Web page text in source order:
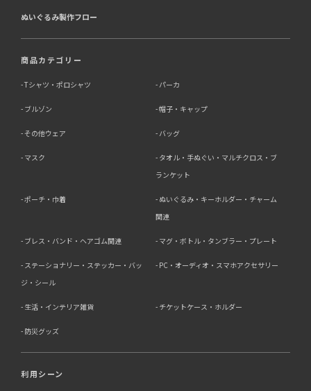
ぬいぐるみ製作フロー
商品カテゴリー
Tシャツ・ポロシャツ パーカ
ブルゾン 帽子・キャップ
その他ウェア バッグ
マスク
タオル・手ぬぐい・マルチクロス・ブ
ランケット
ポーチ・巾着
ぬいぐるみ・キーホルダー・チャーム
関連
ブレス・バンド・ヘアゴム関連 マグ・ボトル・タンブラー・プレート
ステーショナリー・ステッカー・バッ
ジ・シール
PC・オーディオ・スマホアクセサリー
生活・インテリア雑貨 チケットケース・ホルダー
防災グッズ
利用シーン